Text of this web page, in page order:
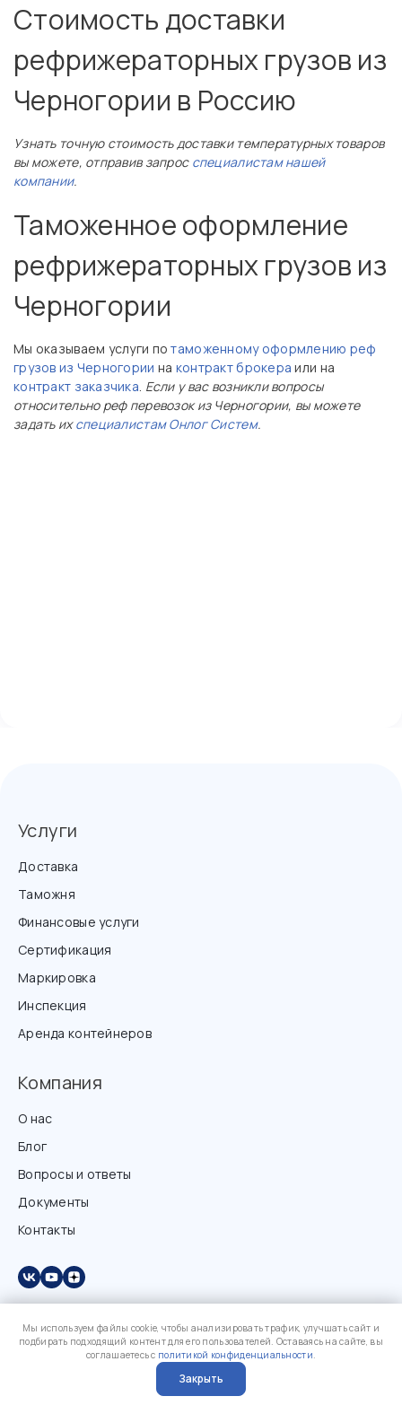
Стоимость доставки
рефрижераторных грузов из
Черногории в Россию
Узнать точную стоимость доставки температурных товаров
вы можете, отправив запрос специалистам нашей
компании.
Таможенное оформление
рефрижераторных грузов из
Черногории
Мы оказываем услуги потаможенному оформлению реф
грузов из Черногории на контракт брокера или на
контракт заказчика. Если у вас возникли вопросы
относительно реф перевозок из Черногории, вы можете
задать их специалистам Онлог Систем.
Услуги
Доставка
Таможня
Финансовые услуги
Сертификация
Маркировка
Инспекция
Аренда контейнеров
Компания
О нас
Блог
Вопросы и ответы
Документы
Контакты
Мы используем файлы cookie, чтобы анализировать трафик, улучшать сайт и
подбирать подходящий контент для его пользователей. Оставаясь на сайте, вы
соглашаетесь с политикой конфиденциальности.
Закрыть